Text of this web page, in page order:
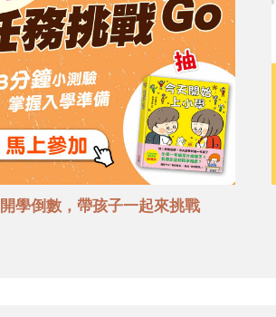
開學倒數，帶孩子一起來挑戰